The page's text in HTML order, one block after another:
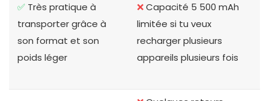
✅ Très pratique à
transporter grâce à
son format et son
poids léger
❌Capacité 5 500 mAh
limitée si tu veux
recharger plusieurs
appareils plusieurs fois